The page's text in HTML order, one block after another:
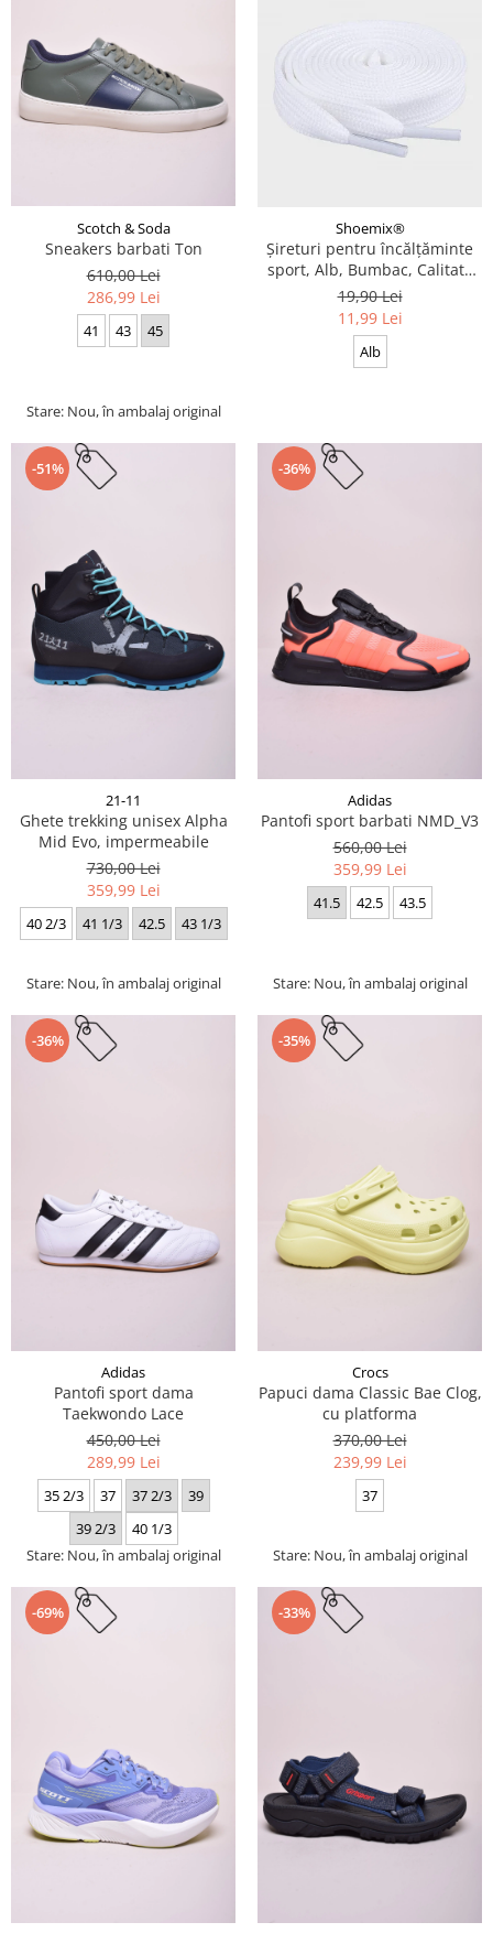
Scotch & Soda
Sneakers barbati Ton
610,00 Lei
286,99 Lei
41 43 45
Stare: Nou, în ambalaj original
Shoemix®
Șireturi pentru încălțăminte
sport, Alb, Bumbac, Calitate
premium, 100 cm x 0.8 cm
19,90 Lei
11,99 Lei
Alb
-51%
21-11
Ghete trekking unisex Alpha
Mid Evo, impermeabile
730,00 Lei
359,99 Lei
40 2/3 41 1/3 42.5 43 1/3
Stare: Nou, în ambalaj original
-36%
Adidas
Pantofi sport barbati NMD_V3
560,00 Lei
359,99 Lei
41.5 42.5 43.5
Stare: Nou, în ambalaj original
-36%
Adidas
Pantofi sport dama
Taekwondo Lace
450,00 Lei
289,99 Lei
35 2/3 37 37 2/3
39
39 2/3
40 1/3
Stare: Nou, în ambalaj original
-35%
Crocs
Papuci dama Classic Bae Clog,
cu platforma
370,00 Lei
239,99 Lei
37
Stare: Nou, în ambalaj original
-69% -33%